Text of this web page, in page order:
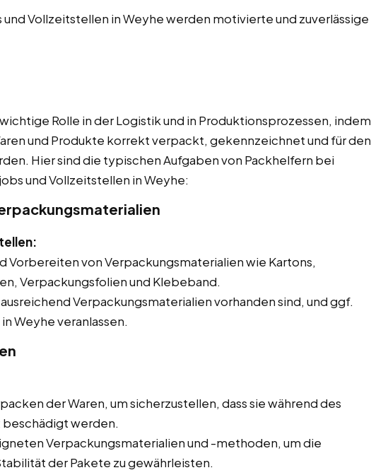
Vollzeitstellen in Weyhe werden motivierte und zuverlässige
Rolle in der Logistik und in Produktionsprozessen, indem
und Produkte korrekt verpackt, gekennzeichnet und für den
Hier sind die typischen Aufgaben von Packhelfern bei
und Vollzeitstellen in Weyhe:
Vorbereiten von Verpackungsmaterialien wie Kartons,
Verpackungsfolien und Klebeband.
Verpackungsmaterialien vorhanden sind, und ggf.
Weyhe veranlassen.
der Waren, um sicherzustellen, dass sie während des
beschädigt werden.
Verpackungsmaterialien und -methoden, um die
der Pakete zu gewährleisten.